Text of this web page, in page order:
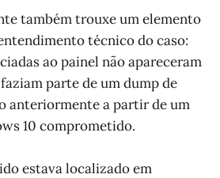
também trouxe um elemento
técnico do caso:
ao painel não apareceram
parte de um dump de
anteriormente a partir de um
10 comprometido.
estava localizado em